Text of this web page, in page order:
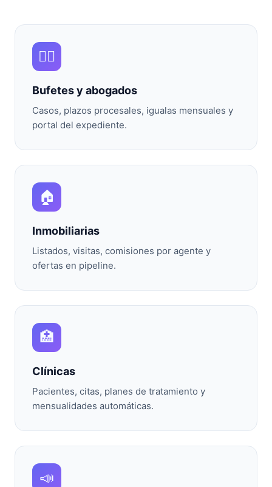
🧑‍⚖️
Bufetes y abogados
Casos, plazos procesales, igualas mensuales y
portal del expediente.
🏠
Inmobiliarias
Listados, visitas, comisiones por agente y
ofertas en pipeline.
🏥
Clínicas
Pacientes, citas, planes de tratamiento y
mensualidades automáticas.
📣